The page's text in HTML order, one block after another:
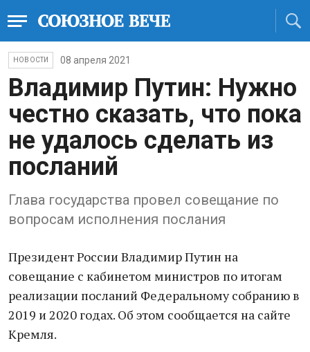
НОВОСТИ 08 апреля 2021
Владимир Путин: Нужно
честно сказать, что пока
не удалось сделать из
посланий
Глава государства провел совещание по
вопросам исполнения послания
Президент России Владимир Путин на
совещание с кабинетом министров по итогам
реализации посланий Федеральному собранию в
2019 и 2020 годах. Об этом сообщается на сайте
Кремля.